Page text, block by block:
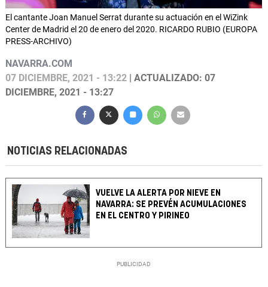
El cantante Joan Manuel Serrat durante su actuación en el WiZink
Center de Madrid el 20 de enero del 2020. RICARDO RUBIO (EUROPA
PRESS-ARCHIVO)
NAVARRA.COM
07 DICIEMBRE, 2021 - 13:22 | ACTUALIZADO: 07
DICIEMBRE, 2021 - 13:27
NOTICIAS RELACIONADAS
VUELVE LA ALERTA POR NIEVE EN
NAVARRA: SE PREVÉN ACUMULACIONES
EN EL CENTRO Y PIRINEO